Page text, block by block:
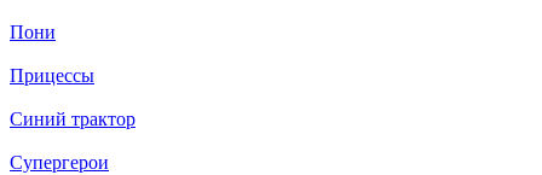
Пони
Прицессы
Синий трактор
Супергерои